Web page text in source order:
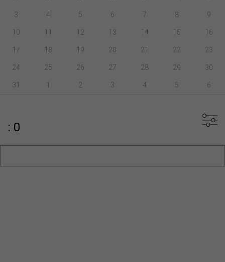
3 4 5 6 7 8 9
10 11 12 13 14 15 16
17 18 19 20 21 22 23
24 25 26 27 28 29 30
31 1 2 3 4 5 6
: 0